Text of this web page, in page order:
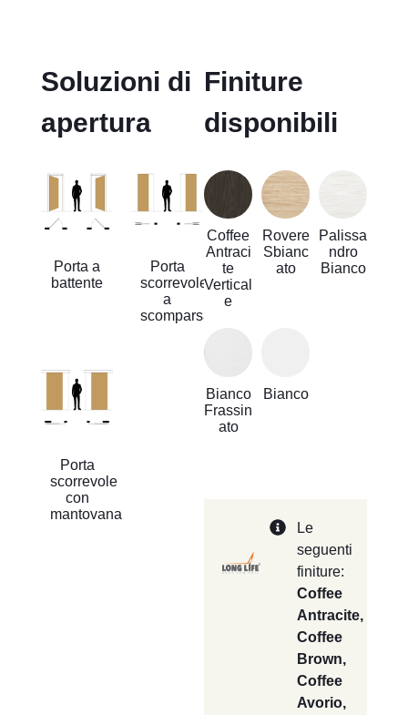
Soluzioni di
apertura
Porta a
battente
Porta
scorrevole
a
scomparsa
Porta
scorrevole
con
mantovana
Finiture
disponibili
Coffee
Antraci
te
Vertical
e
Rovere
Sbianc
ato
Palissa
ndro
Bianco
Bianco
Frassin
ato
Bianco
Le
seguenti
finiture:
Coffee
Antracite,
Coffee
Brown,
Coffee
Avorio,